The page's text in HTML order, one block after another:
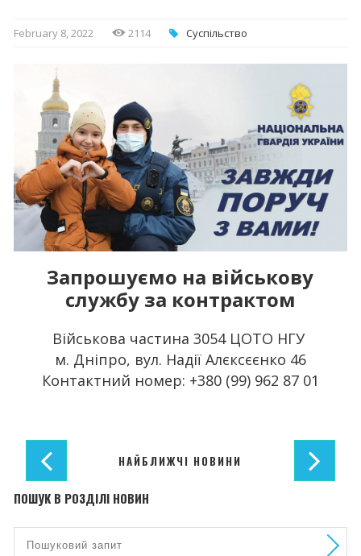
February 8, 2022 2114 Суспільство
Запрошуємо на військову
службу за контрактом
Військова частина 3054 ЦОТО НГУ
м. Дніпро, вул. Надії Алєксєєнко 46
Контактний номер: +380 (99) 962 87 01
НАЙБЛИЖЧІ НОВИНИ
ПОШУК В РОЗДІЛІ НОВИН